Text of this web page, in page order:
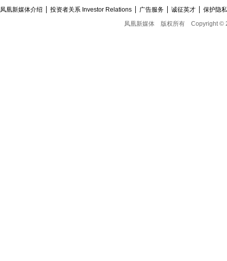
凤凰新媒体介绍 投资者关系 Investor Relations 广告服务 诚征英才
保护隐
凤凰新媒体
版权所有 Copyright ©